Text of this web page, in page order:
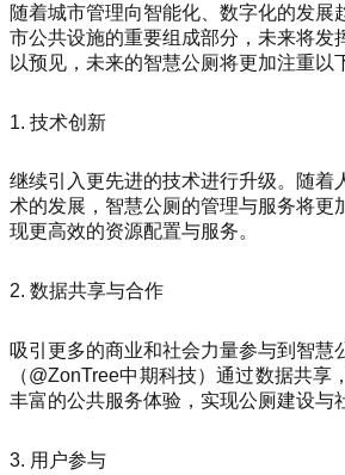
随着城市管理向智能化、数字化的发展
市公共设施的重要组成部分，未来将发
以预见，未来的智慧公厕将更加注重以
1. 技术创新
继续引入更先进的技术进行升级。随着
术的发展，智慧公厕的管理与服务将更
现更高效的资源配置与服务。
2. 数据共享与合作
吸引更多的商业和社会力量参与到智慧
（@ZonTree中期科技）通过数据共享
丰富的公共服务体验，实现公厕建设与
3. 用户参与